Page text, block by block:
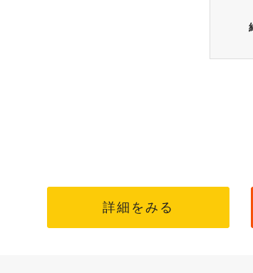
詳細をみる